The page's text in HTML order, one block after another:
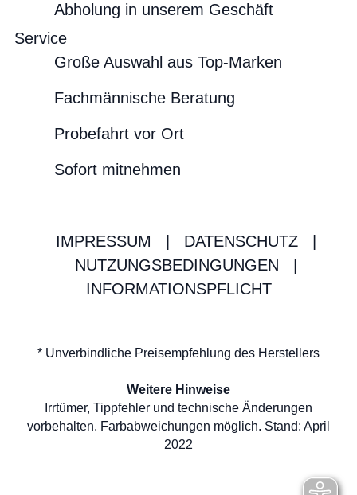
Abholung in unserem Geschäft
Service
Große Auswahl aus Top-Marken
Fachmännische Beratung
Probefahrt vor Ort
Sofort mitnehmen
IMPRESSUM DATENSCHUTZ
NUTZUNGSBEDINGUNGEN
INFORMATIONSPFLICHT
* Unverbindliche Preisempfehlung des Herstellers
Weitere Hinweise
Irrtümer, Tippfehler und technische Änderungen
vorbehalten. Farbabweichungen möglich. Stand: April
2022